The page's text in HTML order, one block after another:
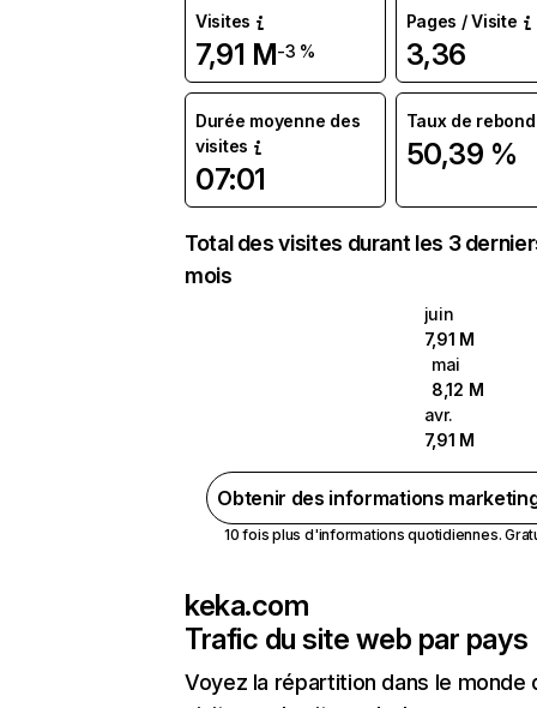
Visites
7,91 M-3 %
Pages / Visite
3,36
Durée moyenne des
visites
07:01
Taux de rebond
50,39 %
Total des visites durant les 3
mois
juin
7,91 M
mai
8,12 M
avr.
7,91 M
Obtenir des informations
10 fois plus d'informations quotidiennes.
keka.com
Trafic du site web par pays
Voyez la répartition dans le monde